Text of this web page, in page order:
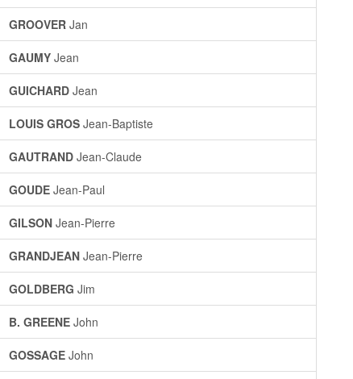
GROOVER Jan
GAUMY Jean
GUICHARD Jean
LOUIS GROS Jean-Baptiste
GAUTRAND Jean-Claude
GOUDE Jean-Paul
GILSON Jean-Pierre
GRANDJEAN Jean-Pierre
GOLDBERG Jim
B. GREENE John
GOSSAGE John